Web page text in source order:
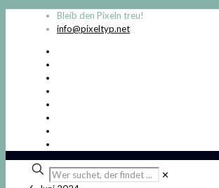
Bleib den Pixeln treu!
info@pixeltyp.net
Wer
suchet,
✕